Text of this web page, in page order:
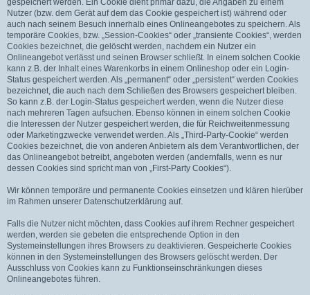
Nutzer (bzw. dem Gerät auf dem das Cookie gespeichert ist) während oder
auch nach seinem Besuch innerhalb eines Onlineangebotes zu speichern. Als
temporäre Cookies, bzw. „Session-Cookies“ oder „transiente Cookies“, werden
Cookies bezeichnet, die gelöscht werden, nachdem ein Nutzer ein
Onlineangebot verlässt und seinen Browser schließt. In einem solchen Cookie
kann z.B. der Inhalt eines Warenkorbs in einem Onlineshop oder ein Login-
Status gespeichert werden. Als „permanent“ oder „persistent“ werden Cookies
bezeichnet, die auch nach dem Schließen des Browsers gespeichert bleiben.
So kann z.B. der Login-Status gespeichert werden, wenn die Nutzer diese
nach mehreren Tagen aufsuchen. Ebenso können in einem solchen Cookie
die Interessen der Nutzer gespeichert werden, die für Reichweitenmessung
oder Marketingzwecke verwendet werden. Als „Third-Party-Cookie“ werden
Cookies bezeichnet, die von anderen Anbietern als dem Verantwortlichen, der
das Onlineangebot betreibt, angeboten werden (andernfalls, wenn es nur
dessen Cookies sind spricht man von „First-Party Cookies“).
Wir können temporäre und permanente Cookies einsetzen und klären hierüber
im Rahmen unserer Datenschutzerklärung auf.
Falls die Nutzer nicht möchten, dass Cookies auf ihrem Rechner gespeichert
werden, werden sie gebeten die entsprechende Option in den
Systemeinstellungen ihres Browsers zu deaktivieren. Gespeicherte Cookies
können in den Systemeinstellungen des Browsers gelöscht werden. Der
Ausschluss von Cookies kann zu Funktionseinschränkungen dieses
Onlineangebotes führen.